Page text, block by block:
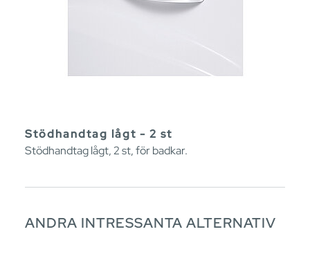
Stödhandtag lågt - 2 st
Stödhandtag lågt, 2 st, för badkar.
ANDRA INTRESSANTA ALTERNATIV